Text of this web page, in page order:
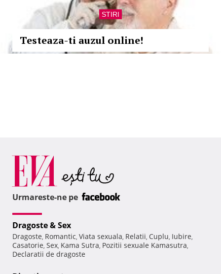
STIRI
Testeaza-ti auzul online!
Urmareste-ne pe
Dragoste & Sex
Dragoste, Romantic, Viata sexuala, Relatii, Cuplu, Iubire,
Casatorie, Sex, Kama Sutra, Pozitii sexuale Kamasutra,
Declaratii de dragoste